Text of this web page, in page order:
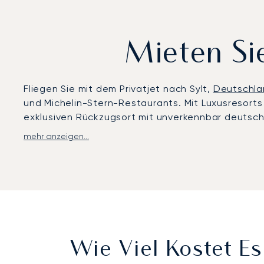
Mieten
Fliegen Sie mit dem Privatjet nach Sylt,
und Michelin-Stern-Restaurants. Mit
exklusiven Rückzugsort mit unverkennbar
LunaJets organisiert Flüge zum Flughafen Sylt
schweizerischen Drehkreuzen für einen
mehr anzeigen...
Wie Viel Kostet